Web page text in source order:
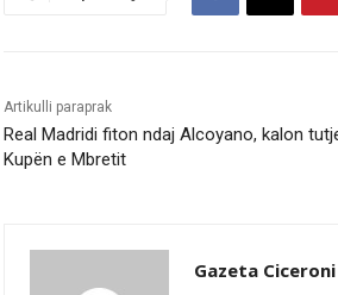
Artikulli paraprak
Real Madridi fiton ndaj Alcoyano, kalon
Kupën e Mbretit
Gazeta Ciceroni